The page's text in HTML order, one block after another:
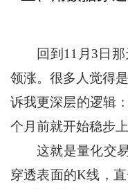
回到11月3日那
领涨。很多人觉得
诉我更深层的逻辑
个月前就开始稳步上
这就是量化交易
穿透表面的K线，